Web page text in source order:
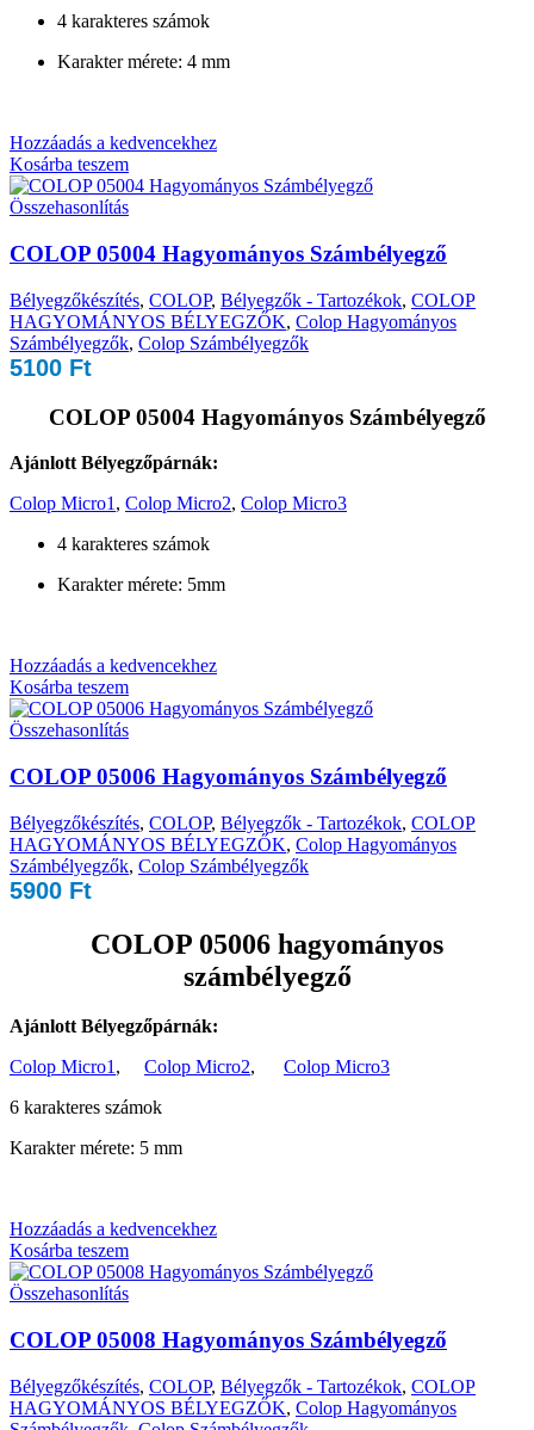
4 karakteres számok
Karakter mérete: 4 mm
Hozzáadás a kedvencekhez
Kosárba teszem
Összehasonlítás
COLOP 05004 Hagyományos Számbélyegző
Bélyegzőkészítés, COLOP, Bélyegzők - Tartozékok, COLOP
HAGYOMÁNYOS BÉLYEGZŐK, Colop Hagyományos
Számbélyegzők, Colop Számbélyegzők
5100 Ft
COLOP 05004 Hagyományos Számbélyegző
Ajánlott Bélyegzőpárnák:
Colop Micro1 , Colop Micro2, Colop Micro3
4 karakteres számok
Karakter mérete: 5mm
Hozzáadás a kedvencekhez
Kosárba teszem
Összehasonlítás
COLOP 05006 Hagyományos Számbélyegző
Bélyegzőkészítés, COLOP, Bélyegzők - Tartozékok, COLOP
HAGYOMÁNYOS BÉLYEGZŐK, Colop Hagyományos
Számbélyegzők, Colop Számbélyegzők
5900 Ft
COLOP 05006 hagyományos
számbélyegző
Ajánlott Bélyegzőpárnák:
Colop Micro1, Colop Micro2, Colop Micro3
6 karakteres számok
Karakter mérete: 5 mm
Hozzáadás a kedvencekhez
Kosárba teszem
Összehasonlítás
COLOP 05008 Hagyományos Számbélyegző
Bélyegzőkészítés, COLOP, Bélyegzők - Tartozékok, COLOP
HAGYOMÁNYOS BÉLYEGZŐK, Colop Hagyományos